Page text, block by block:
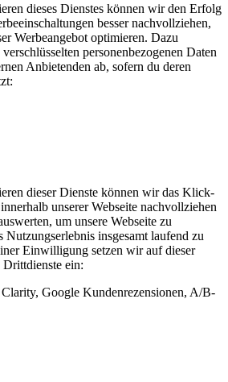
dieses Dienstes können wir den Erfolg
besser nachvollziehen,
Werbeangebot optimieren. Dazu
personenbezogenen Daten
Anbietenden ab, sofern du deren
dieser Dienste können wir das Klick-
unserer Webseite nachvollziehen
um unsere Webseite zu
Nutzungserlebnis insgesamt laufend zu
Einwilligung setzen wir auf dieser
Drittdienste ein:
Google Kundenrezensionen, A/B-